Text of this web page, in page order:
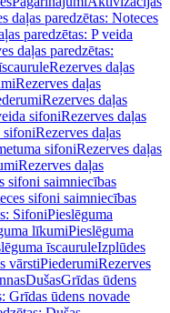
daļas paredzētas: Noteces
paredzētas: P veida
daļas paredzētas:
Rezerves daļas
Rezerves daļas
Rezerves daļas
sifoniRezerves daļas
sifoniRezerves daļas
sifoniRezerves daļas
Rezerves daļas
sifoni saimniecības
sifoni saimniecības
SifoniPieslēguma
līkumiPieslēguma
īscauruleIzplūdes
vārstiPiederumiRezerves
DušasGrīdas ūdens
Grīdas ūdens novade